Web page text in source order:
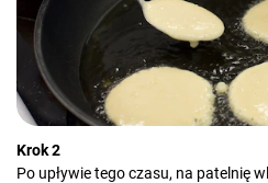
Krok 2
Po upływie tego czasu, na patelnię